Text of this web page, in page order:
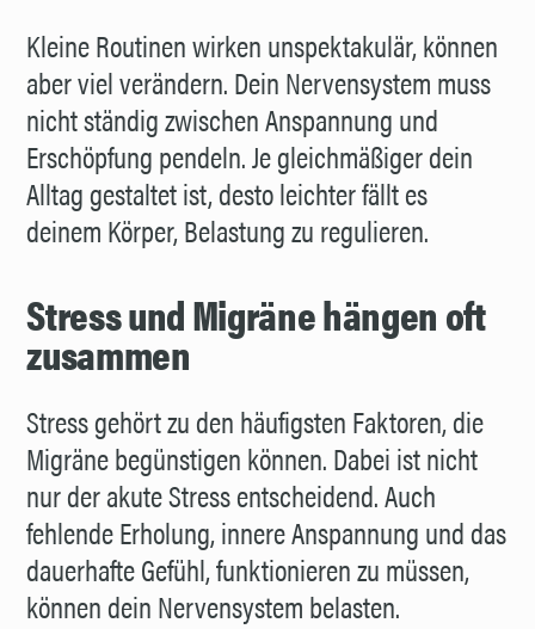
Kleine Routinen wirken unspektakulär, können
aber viel verändern. Dein Nervensystem muss
nicht ständig zwischen Anspannung und
Erschöpfung pendeln. Je gleichmäßiger dein
Alltag gestaltet ist, desto leichter fällt es
deinem Körper, Belastung zu regulieren.
Stress und Migräne hängen oft
zusammen
Stress gehört zu den häufigsten Faktoren, die
Migräne begünstigen können. Dabei ist nicht
nur der akute Stress entscheidend. Auch
fehlende Erholung, innere Anspannung und das
dauerhafte Gefühl, funktionieren zu müssen,
können dein Nervensystem belasten.